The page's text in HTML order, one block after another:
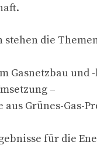
stehen die
Gasnetzbau und -
–
Grünes-Gas-
für die